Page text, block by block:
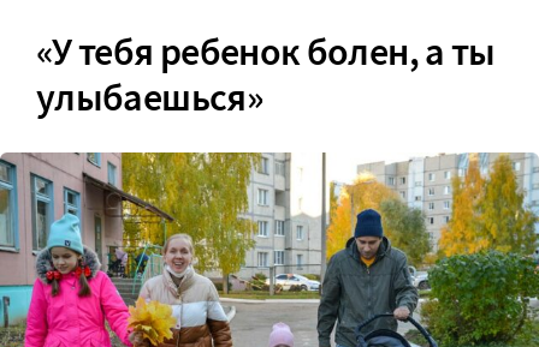
«У тебя ребенок болен, а ты
улыбаешься»